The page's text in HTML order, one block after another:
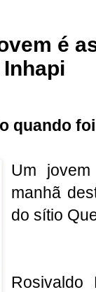
é
quando
Um
manhã
do sítio
Rosivaldo